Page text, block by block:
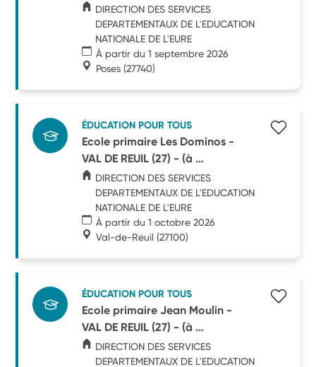
DIRECTION DES SERVICES
DEPARTEMENTAUX DE L'EDUCATION
NATIONALE DE L'EURE
À partir du 1 septembre 2026
Poses (27740)
ÉDUCATION POUR TOUS
Ecole primaire Les Dominos -
VAL DE REUIL (27) - (à ...
DIRECTION DES SERVICES
DEPARTEMENTAUX DE L'EDUCATION
NATIONALE DE L'EURE
À partir du 1 octobre 2026
Val-de-Reuil (27100)
ÉDUCATION POUR TOUS
Ecole primaire Jean Moulin -
VAL DE REUIL (27) - (à ...
DIRECTION DES SERVICES
DEPARTEMENTAUX DE L'EDUCATION